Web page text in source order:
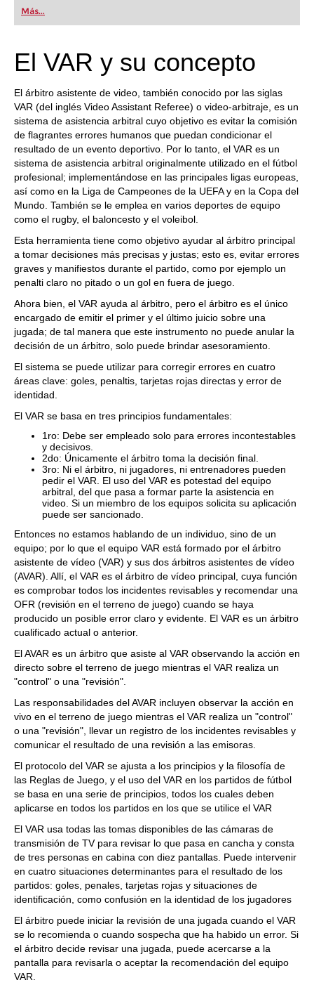
first steps into the world of club chess, or already
playing at a tournament level: with FRITZ, you can
train more efficiently, intelligently and with a
Más...
El VAR y su concepto
El árbitro asistente de video, también conocido por las siglas
VAR (del inglés Video Assistant Referee) o video-arbitraje, es un
sistema de asistencia arbitral cuyo objetivo es evitar la comisión
de flagrantes errores humanos que puedan condicionar el
resultado de un evento deportivo. Por lo tanto, el VAR es un
sistema de asistencia arbitral originalmente utilizado en el fútbol
profesional; implementándose en las principales ligas europeas,
así como en la Liga de Campeones de la UEFA y en la Copa del
Mundo. También se le emplea en varios deportes de equipo
como el rugby, el baloncesto y el voleibol.
Esta herramienta tiene como objetivo ayudar al árbitro principal
a tomar decisiones más precisas y justas; esto es, evitar errores
graves y manifiestos durante el partido, como por ejemplo un
penalti claro no pitado o un gol en fuera de juego.
Ahora bien, el VAR ayuda al árbitro, pero el árbitro es el único
encargado de emitir el primer y el último juicio sobre una
jugada; de tal manera que este instrumento no puede anular la
decisión de un árbitro, solo puede brindar asesoramiento.
El sistema se puede utilizar para corregir errores en cuatro
áreas clave: goles, penaltis, tarjetas rojas directas y error de
identidad.
El VAR se basa en tres principios fundamentales:
1ro: Debe ser empleado solo para errores incontestables
y decisivos.
2do: Únicamente el árbitro toma la decisión final.
3ro: Ni el árbitro, ni jugadores, ni entrenadores pueden
pedir el VAR. El uso del VAR es potestad del equipo
arbitral, del que pasa a formar parte la asistencia en
video. Si un miembro de los equipos solicita su aplicación
puede ser sancionado.
Entonces no estamos hablando de un individuo, sino de un
equipo; por lo que el equipo VAR está formado por el árbitro
asistente de vídeo (VAR) y sus dos árbitros asistentes de vídeo
(AVAR). Allí, el VAR es el árbitro de vídeo principal, cuya función
es comprobar todos los incidentes revisables y recomendar una
OFR (revisión en el terreno de juego) cuando se haya
producido un posible error claro y evidente. El VAR es un árbitro
cualificado actual o anterior.
El AVAR es un árbitro que asiste al VAR observando la acción en
directo sobre el terreno de juego mientras el VAR realiza un
"control" o una "revisión".
Las responsabilidades del AVAR incluyen observar la acción en
vivo en el terreno de juego mientras el VAR realiza un "control"
o una "revisión", llevar un registro de los incidentes revisables y
comunicar el resultado de una revisión a las emisoras.
El protocolo del VAR se ajusta a los principios y la filosofía de
las Reglas de Juego, y el uso del VAR en los partidos de fútbol
se basa en una serie de principios, todos los cuales deben
aplicarse en todos los partidos en los que se utilice el VAR
El VAR usa todas las tomas disponibles de las cámaras de
transmisión de TV para revisar lo que pasa en cancha y consta
de tres personas en cabina con diez pantallas. Puede intervenir
en cuatro situaciones determinantes para el resultado de los
partidos: goles, penales, tarjetas rojas y situaciones de
identificación, como confusión en la identidad de los jugadores
El árbitro puede iniciar la revisión de una jugada cuando el VAR
se lo recomienda o cuando sospecha que ha habido un error. Si
el árbitro decide revisar una jugada, puede acercarse a la
pantalla para revisarla o aceptar la recomendación del equipo
VAR.